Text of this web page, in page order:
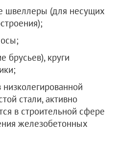
швеллеры (для несущих
брусьев), круги
стали, активно
в строительной сфере
железобетонных